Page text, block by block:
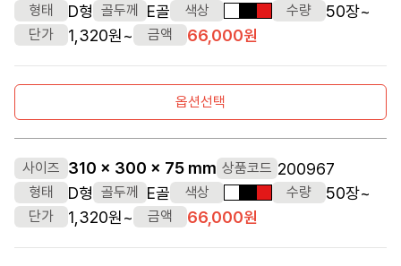
형태 D형 골두께 E골 색상 흰색검정색빨간색수량 50장~
단가 1,320원~ 금액 66,000원
옵션선택
사이즈 310 x 300 x 75 mm 상품코드 200967
형태 D형 골두께 E골 색상 흰색검정색빨간색수량 50장~
단가 1,320원~ 금액 66,000원